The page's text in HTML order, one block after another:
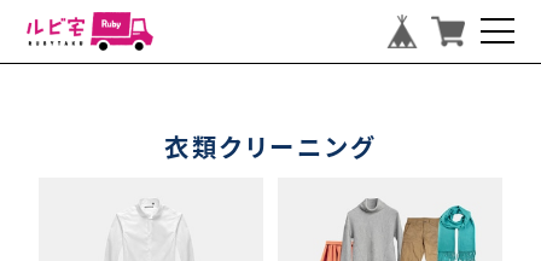
衣類クリーニング